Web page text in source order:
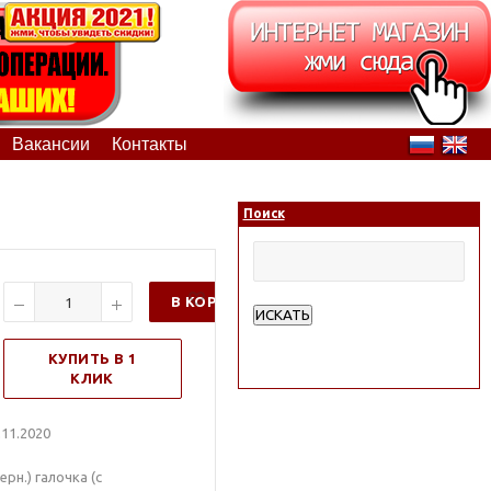
Вакансии Контакты
В КОРЗИНУ
КУПИТЬ В 1
КЛИК
галочка (с
Поиск
ИСКАТЬ